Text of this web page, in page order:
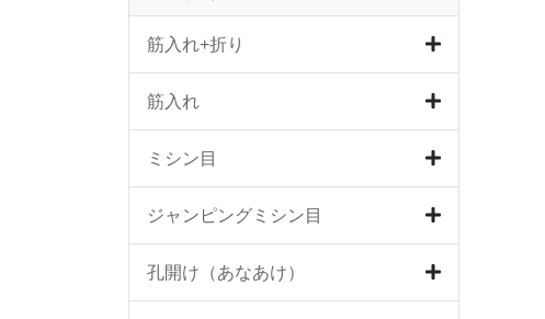
筋入れ+折り
筋入れ
ミシン目
ジャンピングミシン目
孔開け（あなあけ）